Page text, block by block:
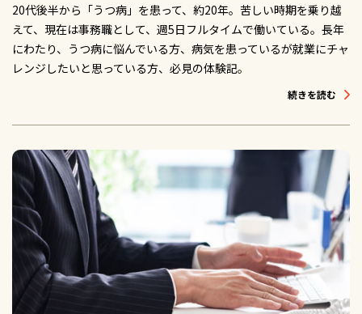
20代後半から「うつ病」を患って、約20年。苦しい時期を乗り越
えて、現在は事務職として、週5日フルタイムで働いている。長年
にわたり、うつ病に悩んでいる方、病気を患っているが就業にチャ
レンジしたいと思っている方、必見の体験記。
続きを読む